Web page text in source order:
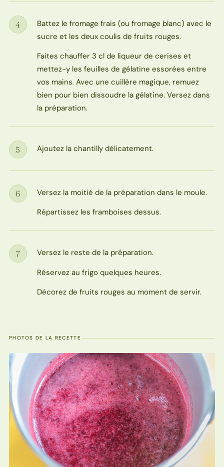
Étape
4
Battez le fromage frais (ou fromage blanc) avec le
sucre et les deux coulis de fruits rouges.
Faites chauffer 3 cl de liqueur de cerises et
mettez-y les feuilles de gélatine essorées entre
vos mains. Avec une cuillère magique, remuez
bien pour bien dissoudre la gélatine. Versez dans
la préparation.
Étape
5 Ajoutez la chantilly délicatement.
Étape
6
Versez la moitié de la préparation dans le moule.
Répartissez les framboises dessus.
Étape
7
Versez le reste de la préparation.
Réservez au frigo quelques heures.
Décorez de fruits rouges au moment de servir.
PHOTOS DE LA RECETTE